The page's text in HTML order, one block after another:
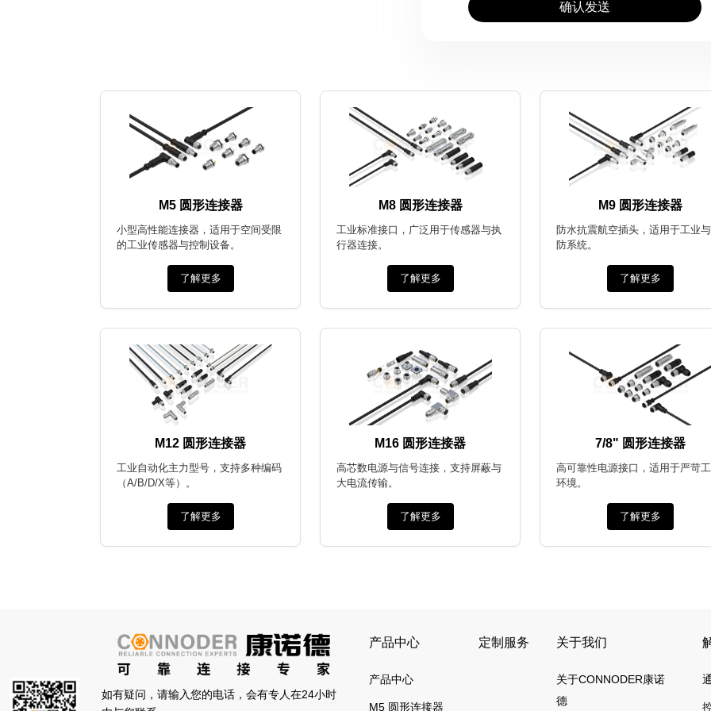
确认发送
M5 圆形连接器
小型高性能连接器，适用于空间受限
的工业传感器与控制设备。
了解更多
M8 圆形连接器
工业标准接口，广泛用于传感器与执
行器连接。
了解更多
M9 圆形连接器
防水抗震航空插头，适用于工业
防系统。
了解更多
M12 圆形连接器
工业自动化主力型号，支持多种编码
（A/B/D/X等）。
了解更多
M16 圆形连接器
高芯数电源与信号连接，支持屏蔽与
大电流传输。
了解更多
7/8" 圆形连接器
高可靠性电源接口，适用于严苛
环境。
了解更多
如有疑问，请输入您的电话，会有专人在24小时
产品中心
产品中心
M5 圆形连接器
定制服务 关于我们
关于CONNODER康诺
德